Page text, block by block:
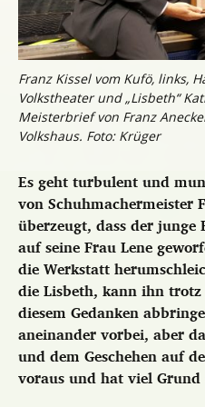
Franz Kissel vom Kufö, links,
Volkstheater und „Lisbeth“
Meisterbrief von Franz
Volkshaus. Foto: Krüger
Es geht turbulent und
von Schuhmachermeister
überzeugt, dass der junge
auf seine Frau Lene
die Werkstatt
die Lisbeth, kann ihn
diesem Gedanken
aneinander vorbei, aber
und dem Geschehen auf
voraus und hat viel Grund